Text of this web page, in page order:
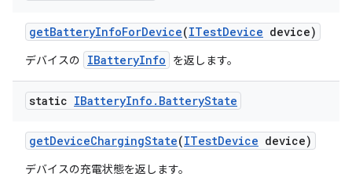
getBatteryInfoForDevice(ITestDevice device)
デバイスの IBatteryInfo を返します。
static IBatteryInfo . BatteryState
getDeviceChargingState(ITestDevice device)
デバイスの充電状態を返します。